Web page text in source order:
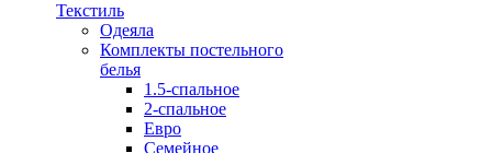
Текстиль
Одеяла
Комплекты постельного
белья
1.5-спальное
2-спальное
Евро
Семейное